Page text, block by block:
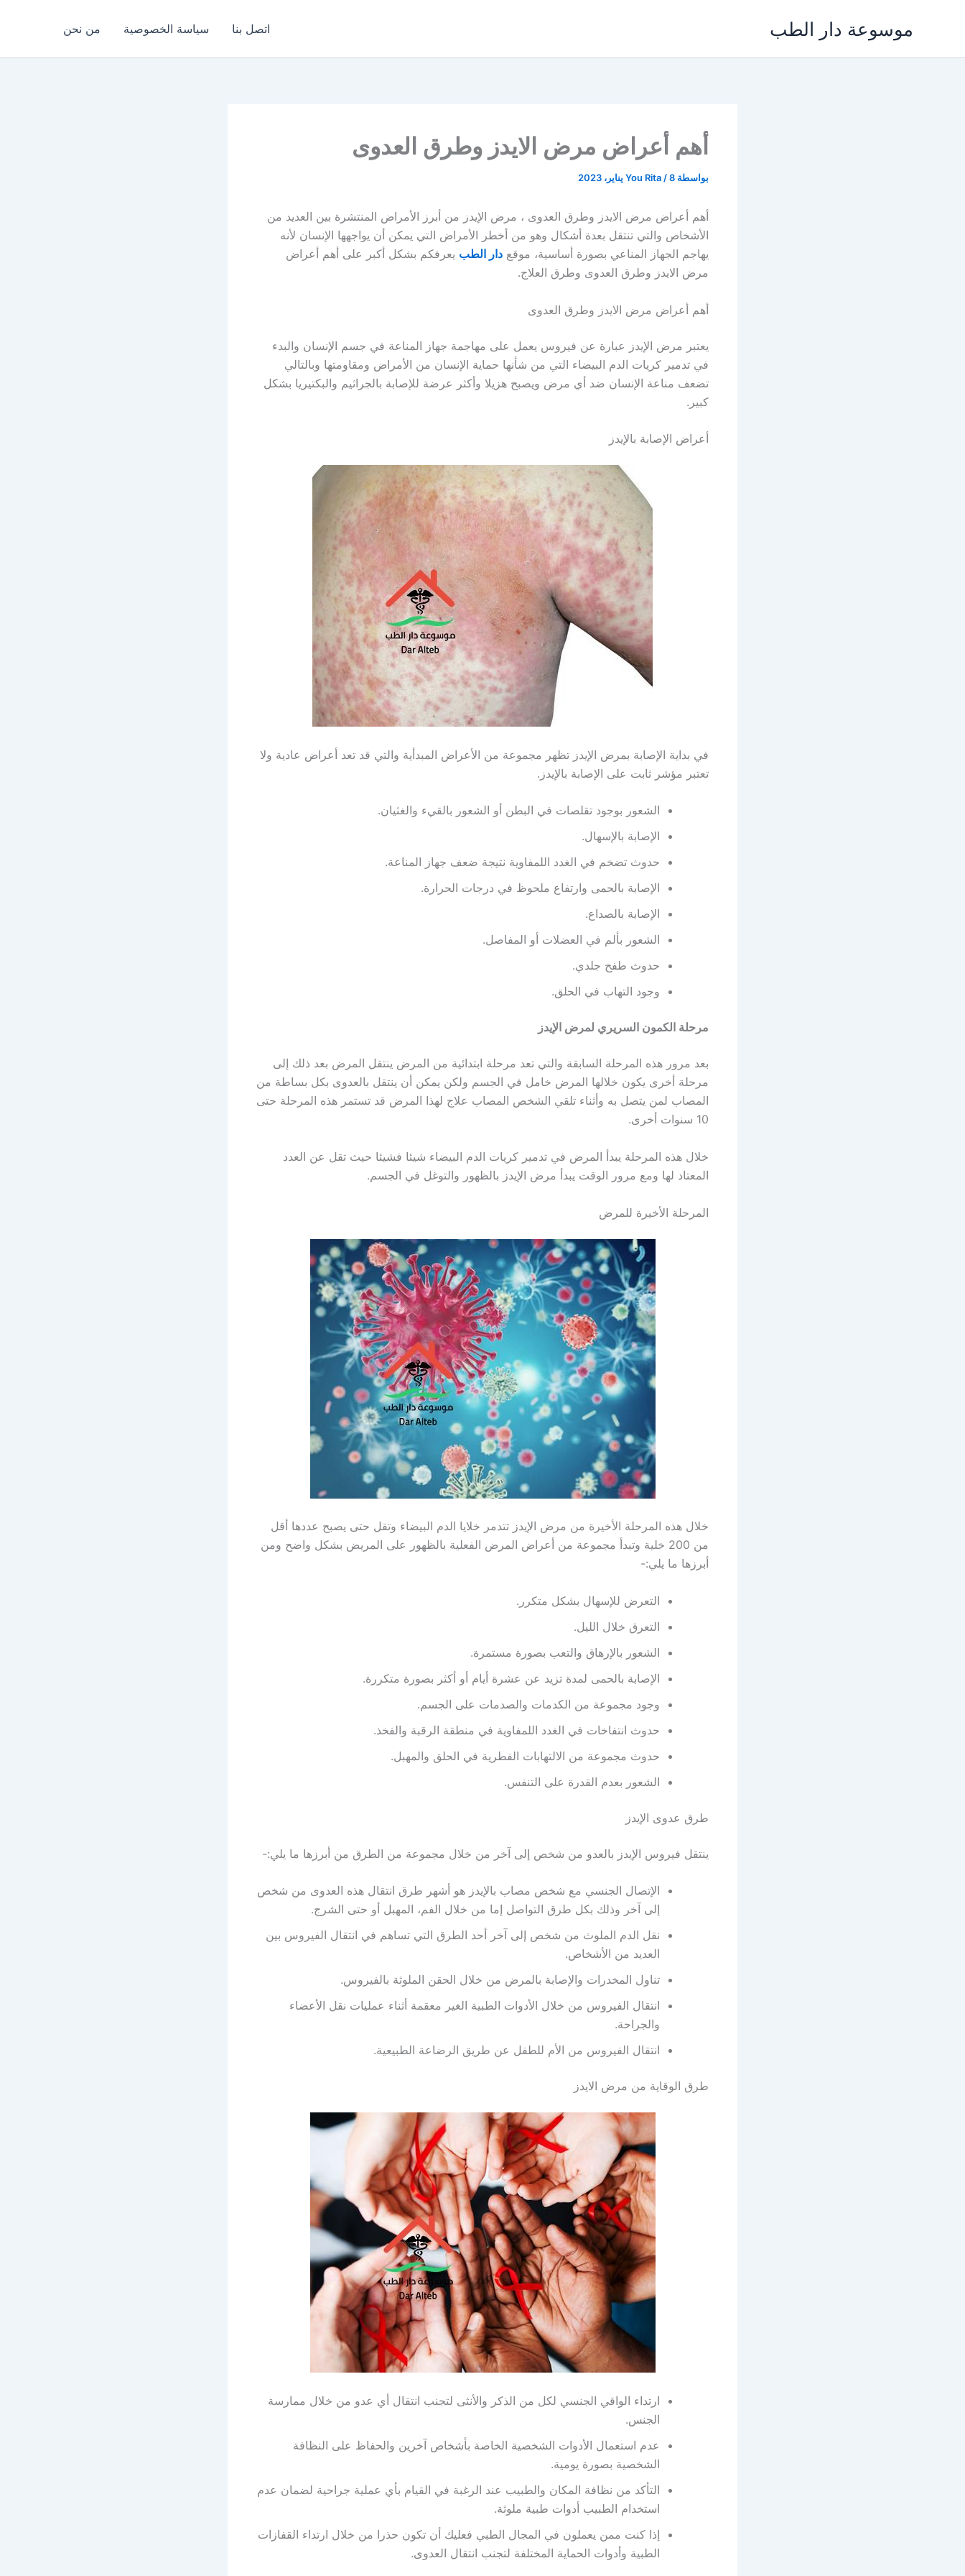
موسوعة دار الطب اتصل بنا سياسة الخصوصية من نحن
أهم أعراض مرض الايدز وطرق العدوى
بواسطة You Rita /8 يناير، 2023
أهم أعراض مرض الايدز وطرق العدوى ، مرض الإيدز من أبرز الأمراض المنتشرة بين العديد من
الأشخاص والتي تنتقل بعدة أشكال وهو من أخطر الأمراض التي يمكن أن يواجهها الإنسان لأنه
يهاجم الجهاز المناعي بصورة أساسية، موقع دار الطب يعرفكم بشكل أكبر على أهم أعراض
مرض الايدز وطرق العدوى وطرق العلاج.
أهم أعراض مرض الايدز وطرق العدوى
يعتبر مرض الإيدز عبارة عن فيروس يعمل على مهاجمة جهاز المناعة في جسم الإنسان والبدء
في تدمير كريات الدم البيضاء التي من شأنها حماية الإنسان من الأمراض ومقاومتها وبالتالي
تضعف مناعة الإنسان ضد أي مرض ويصبح هزيلا وأكثر عرضة للإصابة بالجراثيم والبكتيريا بشكل
كبير.
أعراض الإصابة بالإيدز
في بداية الإصابة بمرض الإيدز تظهر مجموعة من الأعراض المبدأية والتي قد تعد أعراض عادية ولا
تعتبر مؤشر ثابت على الإصابة بالإيدز.
الشعور بوجود تقلصات في البطن أو الشعور بالقيء والغثيان.
الإصابة بالإسهال.
حدوث تضخم في الغدد اللمفاوية نتيجة ضعف جهاز المناعة.
الإصابة بالحمى وارتفاع ملحوظ في درجات الحرارة.
الإصابة بالصداع.
الشعور بألم في العضلات أو المفاصل.
حدوث طفح جلدي.
وجود التهاب في الحلق.
مرحلة الكمون السريري لمرض الإيدز
بعد مرور هذه المرحلة السابقة والتي تعد مرحلة ابتدائية من المرض ينتقل المرض بعد ذلك إلى
مرحلة أخرى يكون خلالها المرض خامل في الجسم ولكن يمكن أن ينتقل بالعدوى بكل بساطة من
المصاب لمن يتصل به وأثناء تلقي الشخص المصاب علاج لهذا المرض قد تستمر هذه المرحلة حتى
10 سنوات أخرى.
خلال هذه المرحلة يبدأ المرض في تدمير كريات الدم البيضاء شيئا فشيئا حيث تقل عن العدد
المعتاد لها ومع مرور الوقت يبدأ مرض الإيدز بالظهور والتوغل في الجسم.
المرحلة الأخيرة للمرض
خلال هذه المرحلة الأخيرة من مرض الإيدز تتدمر خلايا الدم البيضاء وتقل حتى يصبح عددها أقل
من 200 خلية وتبدأ مجموعة من أعراض المرض الفعلية بالظهور على المريض بشكل واضح ومن
أبرزها ما يلي:-
التعرض للإسهال بشكل متكرر.
التعرق خلال الليل.
الشعور بالإرهاق والتعب بصورة مستمرة.
الإصابة بالحمى لمدة تزيد عن عشرة أيام أو أكثر بصورة متكررة.
وجود مجموعة من الكدمات والصدمات على الجسم.
حدوث انتفاخات في الغدد اللمفاوية في منطقة الرقبة والفخذ.
حدوث مجموعة من الالتهابات الفطرية في الحلق والمهبل.
الشعور بعدم القدرة على التنفس.
طرق عدوى الإيدز
ينتقل فيروس الإيدز بالعدو من شخص إلى آخر من خلال مجموعة من الطرق من أبرزها ما يلي:-
الإتصال الجنسي مع شخص مصاب بالإيدز هو أشهر طرق انتقال هذه العدوى من شخص
إلى آخر وذلك بكل طرق التواصل إما من خلال الفم، المهبل أو حتى الشرج.
نقل الدم الملوث من شخص إلى آخر أحد الطرق التي تساهم في انتقال الفيروس بين
العديد من الأشخاص.
تناول المخدرات والإصابة بالمرض من خلال الحقن الملوثة بالفيروس.
انتقال الفيروس من خلال الأدوات الطبية الغير معقمة أثناء عمليات نقل الأعضاء
والجراحة.
انتقال الفيروس من الأم للطفل عن طريق الرضاعة الطبيعية.
طرق الوقاية من مرض الايدز
ارتداء الواقي الجنسي لكل من الذكر والأنثى لتجنب انتقال أي عدو من خلال ممارسة
الجنس.
عدم استعمال الأدوات الشخصية الخاصة بأشخاص آخرين والحفاظ على النظافة
الشخصية بصورة يومية.
التأكد من نظافة المكان والطبيب عند الرغبة في القيام بأي عملية جراحية لضمان عدم
استخدام الطبيب أدوات طبية ملوثة.
إذا كنت ممن يعملون في المجال الطبي فعليك أن تكون حذرا من خلال ارتداء القفازات
الطبية وأدوات الحماية المختلفة لتجنب انتقال العدوى.